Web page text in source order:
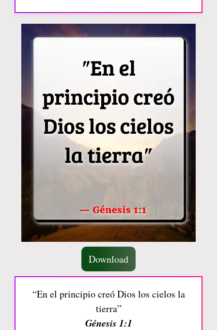
Download
“En el principio creó Dios los cielos la
tierra”
Génesis 1:1